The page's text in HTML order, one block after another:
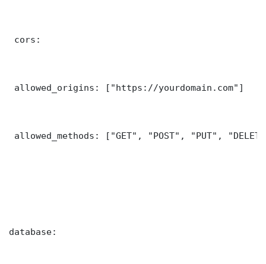
cors:
allowed_origins: ["https://yourdomain.com"]
allowed_methods: ["GET", "POST", "PUT",
database: